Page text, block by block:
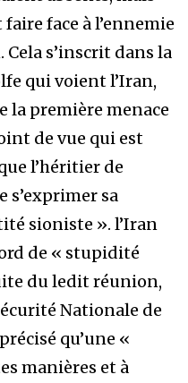
face à l’ennemie
s’inscrit dans la
qui voient l’Iran,
la première menace
de vue qui est
l’héritier de
s’exprimer sa
sioniste ». l’Iran
de « stupidité
du ledit réunion,
Nationale de
qu’une «
manières et à